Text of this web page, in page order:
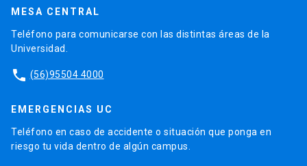
MESA CENTRAL
Teléfono para comunicarse con las distintas áreas de la
Universidad.
phone (56)95504 4000
EMERGENCIAS UC
Teléfono en caso de accidente o situación que ponga en
riesgo tu vida dentro de algún campus.